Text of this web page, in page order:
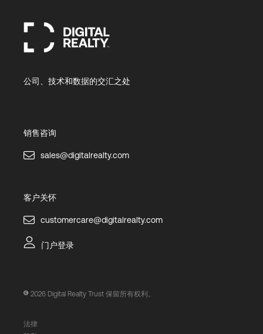
公司、技术和数据的交汇之处
销售咨询
sales@digitalrealty.com
客户关怀
customercare@digitalrealty.com
门户登录
2026 Digital Realty Trust 保留所有权利。
法律